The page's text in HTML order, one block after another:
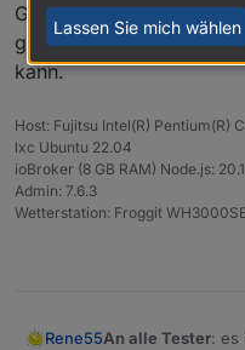
Github, die auch
gleichen Account (Danke
kann.
Host: Fujitsu Intel(R) Pentium(R)
lxc Ubuntu 22.04
ioBroker (8 GB RAM) Node.js:
Admin: 7.6.3
Wetterstation: Froggit
Rene55An alle Tester: es
Lassen Sie mich wählen